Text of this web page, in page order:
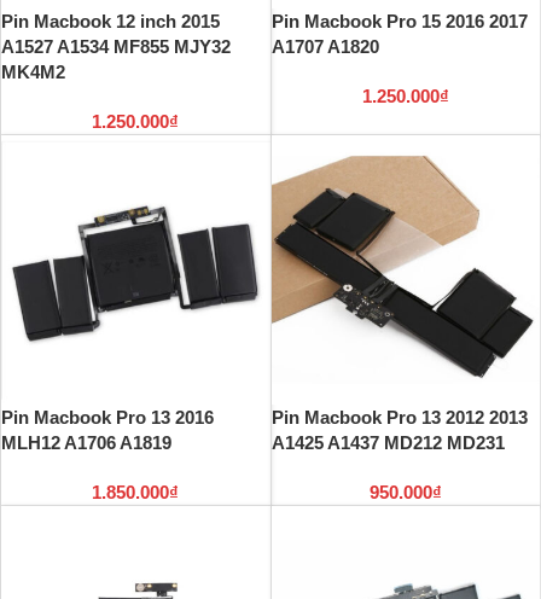
Pin Macbook 12 inch 2015
A1527 A1534 MF855 MJY32
MK4M2
1.250.000₫
Pin Macbook Pro 15 2016 2017
A1707 A1820
1.250.000₫
Pin Macbook Pro 13 2016
MLH12 A1706 A1819
1.850.000₫
Pin Macbook Pro 13 2012 2013
A1425 A1437 MD212 MD231
950.000₫